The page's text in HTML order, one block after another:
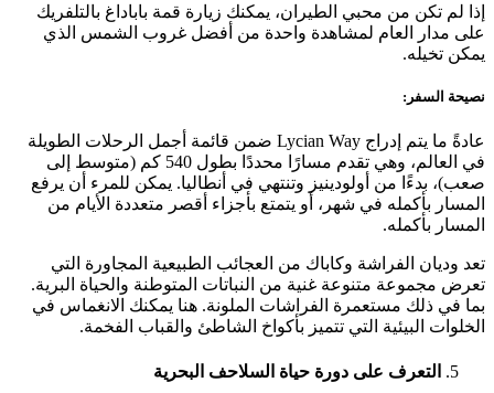
إذا لم تكن من محبي الطيران، يمكنك زيارة قمة باباداغ بالتلفريك
على مدار العام لمشاهدة واحدة من أفضل غروب الشمس الذي
يمكن تخيله.
نصيحة السفر:
عادةً ما يتم إدراج Lycian Way ضمن قائمة أجمل الرحلات الطويلة
في العالم، وهي تقدم مسارًا محددًا بطول 540 كم (متوسط إلى
صعب)، بدءًا من أولودينيز وتنتهي في أنطاليا. يمكن للمرء أن يرفع
المسار بأكمله في شهر، أو يتمتع بأجزاء أقصر متعددة الأيام من
المسار بأكمله.
تعد وديان الفراشة وكاباك من العجائب الطبيعية المجاورة التي
تعرض مجموعة متنوعة غنية من النباتات المتوطنة والحياة البرية.
بما في ذلك مستعمرة الفراشات الملونة. هنا يمكنك الانغماس في
الخلوات البيئية التي تتميز بأكواخ الشاطئ والقباب الفخمة.
التعرف على دورة حياة السلاحف البحرية